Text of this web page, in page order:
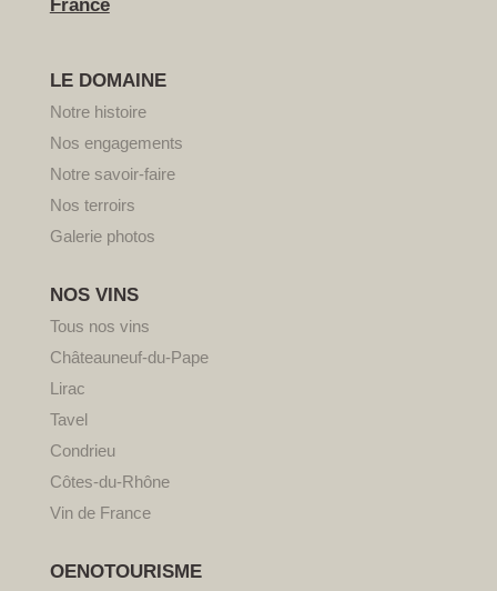
France
LE DOMAINE
Notre histoire
Nos engagements
Notre savoir-faire
Nos terroirs
Galerie photos
NOS VINS
Tous nos vins
Châteauneuf-du-Pape
Lirac
Tavel
Condrieu
Côtes-du-Rhône
Vin de France
OENOTOURISME